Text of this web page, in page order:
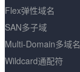
Flex弹性域名
SAN多子域
Multi-Domain多域名
Wildcard通配符